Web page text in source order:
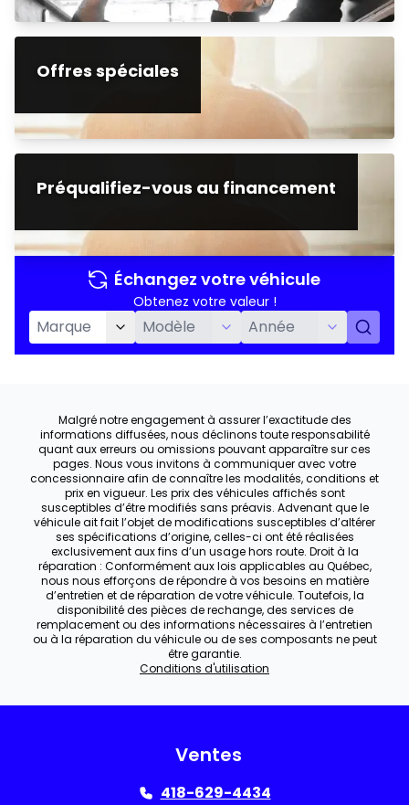
Offres spéciales
Préqualifiez-vous au financement
Échangez votre véhicule
Obtenez votre valeur !
Malgré notre engagement à assurer l’exactitude des
informations diffusées, nous déclinons toute responsabilité
quant aux erreurs ou omissions pouvant apparaître sur ces
pages. Nous vous invitons à communiquer avec votre
concessionnaire afin de connaître les modalités, conditions et
prix en vigueur. Les prix des véhicules affichés sont
susceptibles d’être modifiés sans préavis. Advenant que le
véhicule ait fait l’objet de modifications susceptibles d’altérer
ses spécifications d’origine, celles-ci ont été réalisées
exclusivement aux fins d’un usage hors route. Droit à la
réparation : Conformément aux lois applicables au Québec,
nous nous efforçons de répondre à vos besoins en matière
d’entretien et de réparation de votre véhicule. Toutefois, la
disponibilité des pièces de rechange, des services de
remplacement ou des informations nécessaires à l’entretien
ou à la réparation du véhicule ou de ses composants ne peut
être garantie.
Conditions d'utilisation
Ventes
418-629-4434